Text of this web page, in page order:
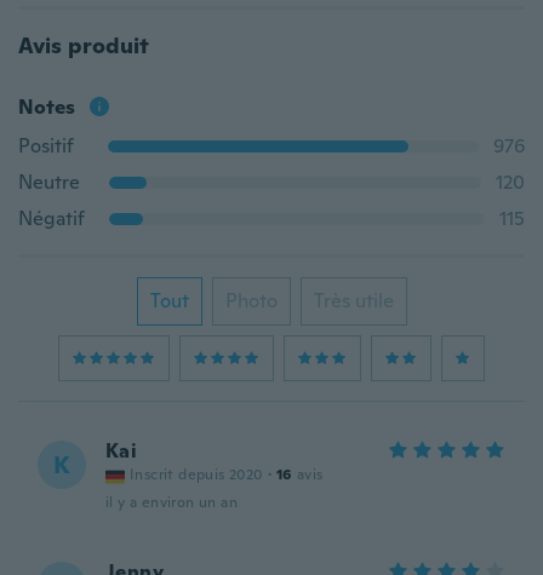
Avis produit
Notes
Positif
976
Neutre
120
Négatif
115
Tout Photo Très utile
K Kai
Inscrit depuis 2020 · 16 avis
il y a environ un an